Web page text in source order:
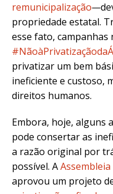
remunicipalização—
propriedade estatal.
esse fato, campanhas
privatizar um bem
ineficiente e custoso,
direitos humanos.
Embora, hoje, alguns
pode consertar as
a razão original por
possível. A
aprovou um projeto